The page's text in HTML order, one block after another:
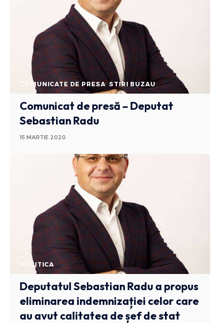
COMUNICATE DE PRESA STIRI BUZAU
Comunicat de presă – Deputat
Sebastian Radu
15 MARTIE 2020
POLITICA
Deputatul Sebastian Radu a propus
eliminarea indemnizației celor care
au avut calitatea de șef de stat